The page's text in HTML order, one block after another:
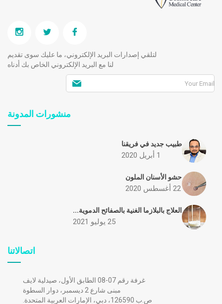
لتلقي إصدارات البريد الإلكتروني، ما عليك سوى تقديم
لنا مع البريد الإلكتروني الخاص بك أدناه
منشورات المدونة
طبيب جديد في فريقنا
1 أبريل 2020
حشو الأسنان الملون
22 أغسطس 2020
العلاج بالبلازما الغنية بالصفائح الدموية...
25 يوليو 2021
اتصالاتنا
غرفة رقم 07-08 الطابق الأول، صيدلية لايف
مبنى شارع 2 ديسمبر، دوار السطوة
ص.ب 126590، دبي، الإمارات العربية المتحدة.